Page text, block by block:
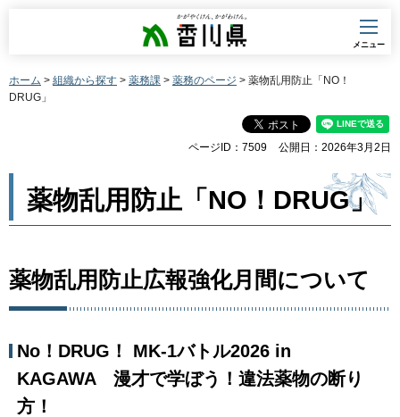
香川県
メニュー
ホーム > 組織から探す > 薬務課 > 薬務のページ > 薬物乱用防止「NO！
DRUG」
ページID：7509 公開日：2026年3月2日
薬物乱用防止「NO！DRUG」
薬物乱用防止広報強化月間について
No！DRUG！ MK-1バトル2026 in
KAGAWA 漫才で学ぼう！違法薬物の断り
方！